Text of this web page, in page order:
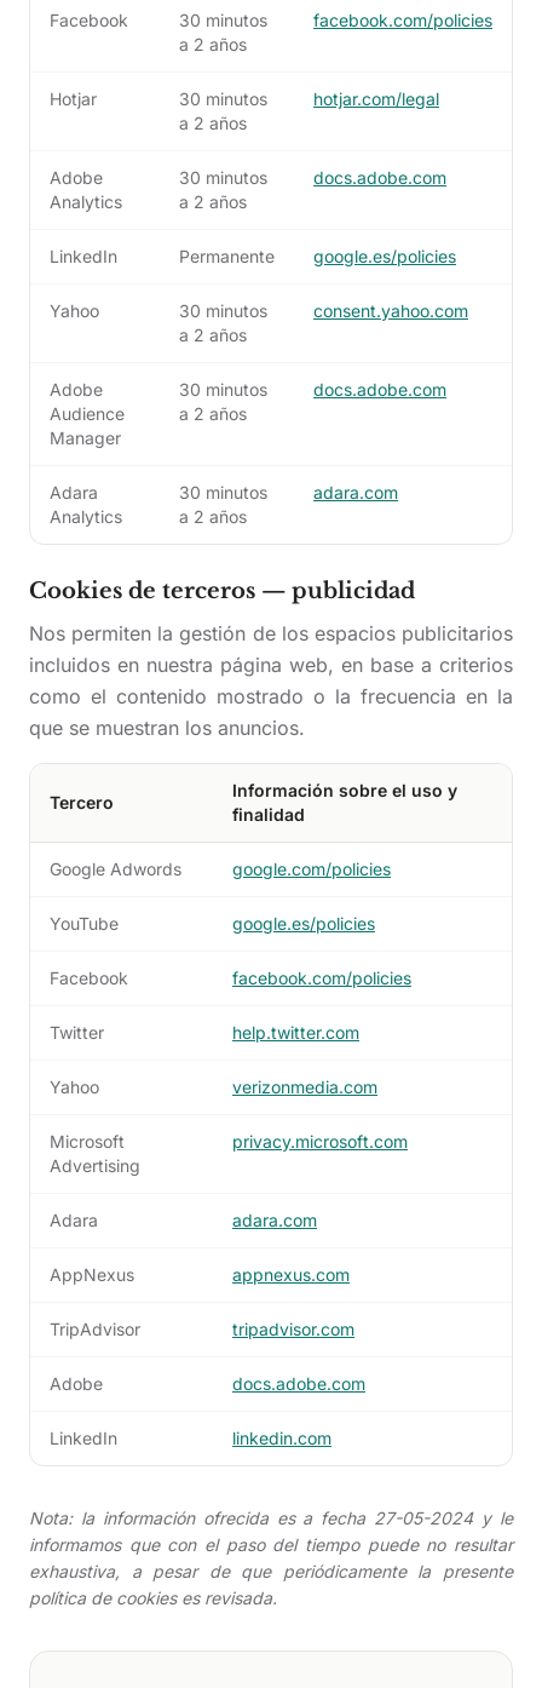
Facebook
30 minutos
a 2 años
facebook.com/policies
Hotjar
30 minutos
a 2 años
hotjar.com/legal
Adobe
Analytics
30 minutos
a 2 años
docs.adobe.com
LinkedIn Permanente google.es/policies
Yahoo
30 minutos
a 2 años
consent.yahoo.com
Adobe
Audience
Manager
30 minutos
a 2 años
docs.adobe.com
Adara
Analytics
30 minutos
a 2 años
adara.com
Cookies de terceros — publicidad
Nos permiten la gestión de los espacios publicitarios
incluidos en nuestra página web, en base a criterios
como el contenido mostrado o la frecuencia en la
que se muestran los anuncios.
Tercero
Información sobre el uso y
finalidad
Google Adwords google.com/policies
YouTube google.es/policies
Facebook facebook.com/policies
Twitter help.twitter.com
Yahoo verizonmedia.com
Microsoft
Advertising
privacy.microsoft.com
Adara adara.com
AppNexus appnexus.com
TripAdvisor tripadvisor.com
Adobe docs.adobe.com
LinkedIn linkedin.com
Nota: la información ofrecida es a fecha 27-05-2024 y le
informamos que con el paso del tiempo puede no resultar
exhaustiva, a pesar de que periódicamente la presente
política de cookies es revisada.